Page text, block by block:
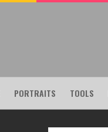
PORTRAITS TOOLS